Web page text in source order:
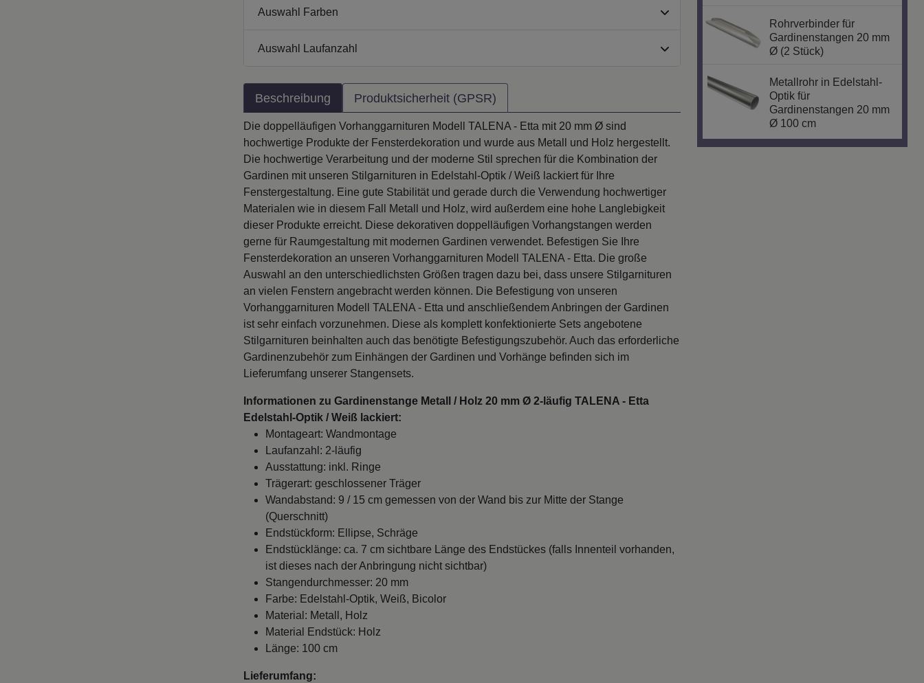
Auswahl Farben
Auswahl Laufanzahl
Beschreibung Produktsicherheit (GPSR)
Die doppelläufigen Vorhanggarnituren Modell TALENA - Etta mit 20 mm Ø sind
hochwertige Produkte der Fensterdekoration und wurde aus Metall und Holz hergestellt.
Die hochwertige Verarbeitung und der moderne Stil sprechen für die Kombination der
Gardinen mit unseren Stilgarnituren in Edelstahl-Optik / Weiß lackiert für Ihre
Fenstergestaltung. Eine gute Stabilität und gerade durch die Verwendung hochwertiger
Materialen wie in diesem Fall Metall und Holz, wird außerdem eine hohe Langlebigkeit
dieser Produkte erreicht. Diese dekorativen doppelläufigen Vorhangstangen werden
gerne für Raumgestaltung mit modernen Gardinen verwendet. Befestigen Sie Ihre
Fensterdekoration an unseren Vorhanggarnituren Modell TALENA - Etta. Die große
Auswahl an den unterschiedlichsten Größen tragen dazu bei, dass unsere Stilgarnituren
an vielen Fenstern angebracht werden können. Die Befestigung von unseren
Vorhanggarnituren Modell TALENA - Etta und anschließendem Anbringen der Gardinen
ist sehr einfach vorzunehmen. Diese als komplett konfektionierte Sets angebotene
Stilgarnituren beinhalten auch das benötigte Befestigungszubehör. Auch das erforderliche
Gardinenzubehör zum Einhängen der Gardinen und Vorhänge befinden sich im
Lieferumfang unserer Stangensets.
Informationen zu Gardinenstange Metall / Holz 20 mm Ø 2-läufig TALENA - Etta
Edelstahl-Optik / Weiß lackiert:
Montageart: Wandmontage
Laufanzahl: 2-läufig
Ausstattung: inkl. Ringe
Trägerart: geschlossener Träger
Wandabstand: 9 / 15 cm gemessen von der Wand bis zur Mitte der Stange
(Querschnitt)
Endstückform: Ellipse, Schräge
Endstücklänge: ca. 7 cm sichtbare Länge des Endstückes (falls Innenteil vorhanden,
ist dieses nach der Anbringung nicht sichtbar)
Stangendurchmesser: 20 mm
Farbe: Edelstahl-Optik, Weiß, Bicolor
Material: Metall, Holz
Material Endstück: Holz
Länge: 100 cm
Lieferumfang:
Rohrverbinder für
Gardinenstangen 20 mm
Ø (2 Stück)
Metallrohr in Edelstahl-
Optik für
Gardinenstangen 20 mm
Ø 100 cm